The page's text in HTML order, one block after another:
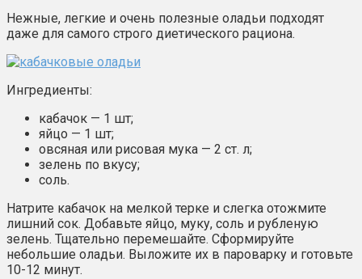
Нежные, легкие и очень полезные оладьи подходят
даже для самого строго диетического рациона.
Ингредиенты:
кабачок — 1 шт;
яйцо — 1 шт;
овсяная или рисовая мука — 2 ст. л;
зелень по вкусу;
соль.
Натрите кабачок на мелкой терке и слегка отожмите
лишний сок. Добавьте яйцо, муку, соль и рубленую
зелень. Тщательно перемешайте. Сформируйте
небольшие оладьи. Выложите их в пароварку и готовьте
10-12 минут.